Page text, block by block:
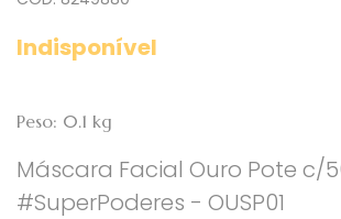
Indisponível
Peso: 0.1 kg
Máscara Facial Ouro Pote c/
#SuperPoderes - OUSP01